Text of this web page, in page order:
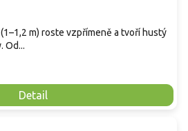
Detail
m) roste vzpřímeně a tvoří hustý
Od...